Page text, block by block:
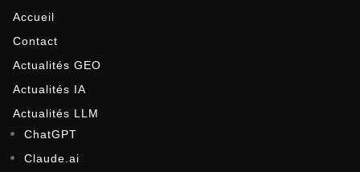
Accueil
Contact
Actualités GEO
Actualités IA
Actualités LLM
ChatGPT
Claude.ai